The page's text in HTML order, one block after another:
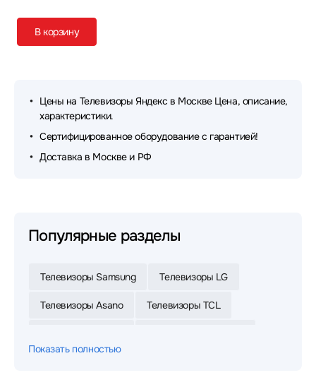
В корзину
Цены на Телевизоры Яндекс в Москве Цена, описание,
характеристики.
Сертифицированное оборудование с гарантией!
Доставка в Москве и РФ
Популярные разделы
Телевизоры Samsung Телевизоры LG
Телевизоры Asano Телевизоры TCL
Показать полностью